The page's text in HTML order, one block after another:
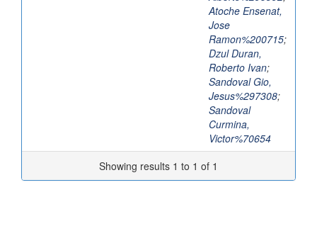
Atoche Ensenat,
Jose
Ramon%200715;
Dzul Duran,
Roberto Ivan;
Sandoval Gio,
Jesus%297308;
Sandoval
Curmina,
Victor%70654
Showing results 1 to 1 of 1